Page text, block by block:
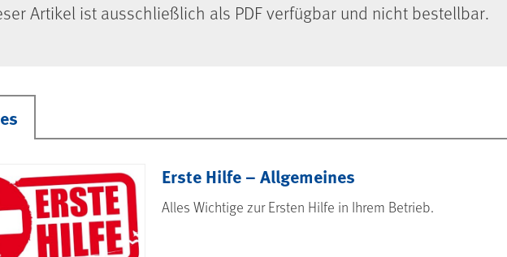
Artikel ist ausschließlich als PDF verfügbar und nicht bestellbar.
Erste Hilfe – Allgemeines
Alles Wichtige zur Ersten Hilfe in Ihrem Betrieb.